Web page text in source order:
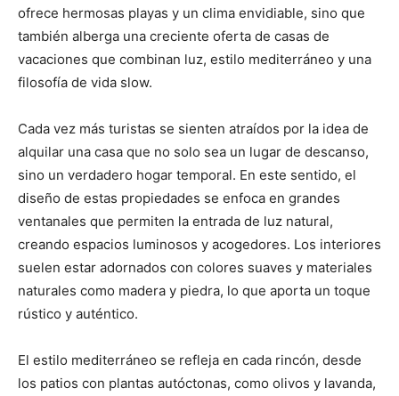
ofrece hermosas playas y un clima envidiable, sino que
también alberga una creciente oferta de casas de
vacaciones que combinan luz, estilo mediterráneo y una
filosofía de vida slow.
Cada vez más turistas se sienten atraídos por la idea de
alquilar una casa que no solo sea un lugar de descanso,
sino un verdadero hogar temporal. En este sentido, el
diseño de estas propiedades se enfoca en grandes
ventanales que permiten la entrada de luz natural,
creando espacios luminosos y acogedores. Los interiores
suelen estar adornados con colores suaves y materiales
naturales como madera y piedra, lo que aporta un toque
rústico y auténtico.
El estilo mediterráneo se refleja en cada rincón, desde
los patios con plantas autóctonas, como olivos y lavanda,